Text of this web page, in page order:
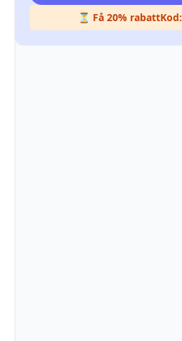
⏳ Få 20% rabattKod: